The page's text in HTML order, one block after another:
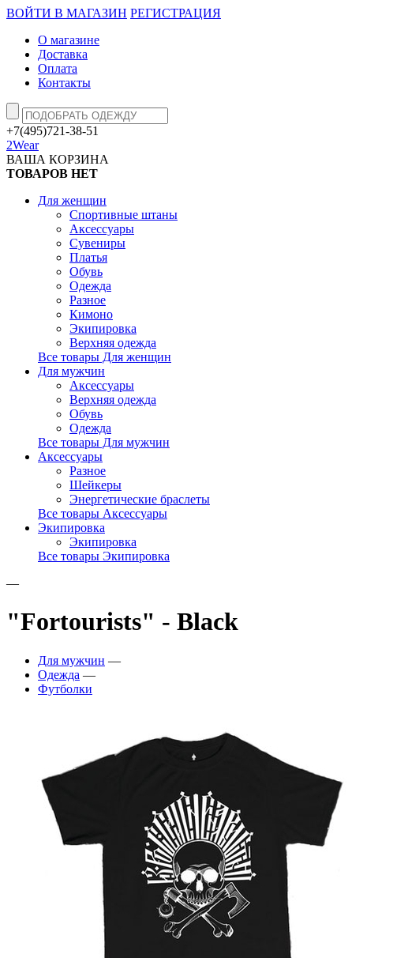
ВОЙТИ В МАГАЗИН РЕГИСТРАЦИЯ
О магазине
Доставка
Оплата
Контакты
+7(495)721-38-51
2Wear
ВАША КОРЗИНА
ТОВАРОВ НЕТ
Для женщин
Спортивные штаны
Аксессуары
Сувениры
Платья
Обувь
Одежда
Разное
Кимоно
Экипировка
Верхняя одежда
Все товары Для женщин
Для мужчин
Аксессуары
Верхняя одежда
Обувь
Одежда
Все товары Для мужчин
Аксессуары
Разное
Шейкеры
Энергетические браслеты
Все товары Аксессуары
Экипировка
Экипировка
Все товары Экипировка
—
"Fortourists" - Black
Для мужчин —
Одежда —
Футболки